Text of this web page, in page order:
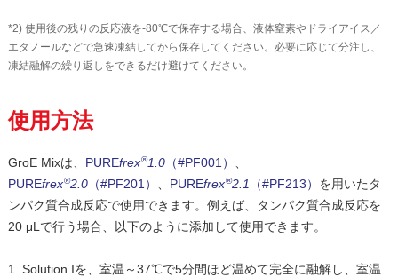
*2) 使用後の残りの反応液を-80℃で保存する場合、液体窒素やドライアイス／
エタノールなどで急速凍結してから保存してください。必要に応じて分注し、
凍結融解の繰り返しをできるだけ避けてください。
使用方法
GroE Mixは、 PUREfrex®1.0（#PF001）
PUREfrex®2.0（#PF201） PUREfrex®2.1 （#PF213） を用いたタ
ンパク質合成反応で使用できます。例えば、タンパク質合成反応を
20 μLで行う場合、以下のように添加して使用できます。
Solution Iを、室温～37℃で5分間ほど温めて完全に融解し、室温